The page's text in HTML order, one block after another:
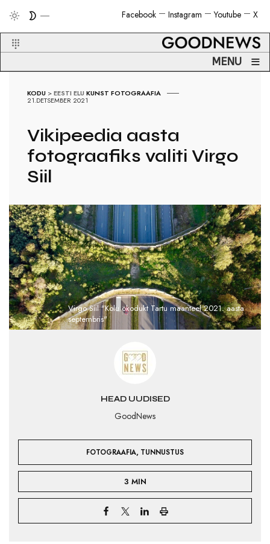
X
Youtube
Instagram
Facebook
MENU ≡
KODU >EESTI ELU KUNST FOTOGRAAFIA
21.DETSEMBER 2021
Vikipeedia aasta
fotograafiks valiti Virgo
Siil
HEAD UUDISED
GoodNews
FOTOGRAAFIA, TUNNUSTUS
3 MIN
Virgo Siil "Kolu ökodukt Tartu maanteel 2021. aasta
septembris"